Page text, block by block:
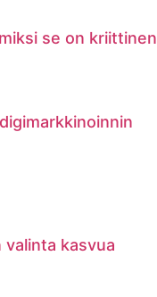
se on kriittinen
kasvua